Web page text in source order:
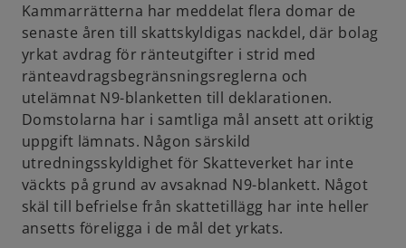
Kammarrätterna har meddelat flera domar de
senaste åren till skattskyldigas nackdel, där bolag
yrkat avdrag för ränteutgifter i strid med
ränteavdragsbegränsningsreglerna och
utelämnat N9-blanketten till deklarationen.
Domstolarna har i samtliga mål ansett att oriktig
uppgift lämnats. Någon särskild
utredningsskyldighet för Skatteverket har inte
väckts på grund av avsaknad N9-blankett. Något
skäl till befrielse från skattetillägg har inte heller
ansetts föreligga i de mål det yrkats.